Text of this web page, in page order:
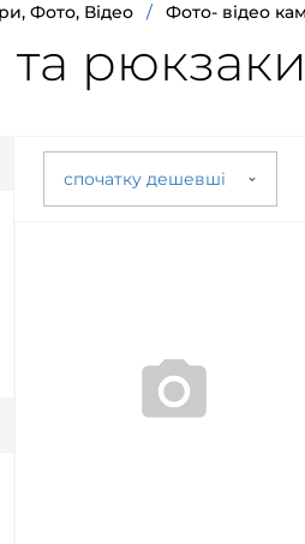
Фото, Відео / Фото- відео
рюкзаки
спочатку дешевші